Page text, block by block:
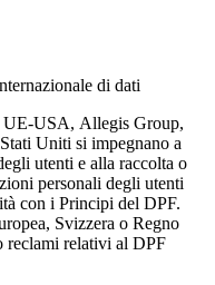
di dati
USA, Allegis Group,
Uniti si impegnano a
utenti e alla raccolta o
personali degli utenti
con i Principi del DPF.
Svizzera o Regno
reclami relativi al DPF